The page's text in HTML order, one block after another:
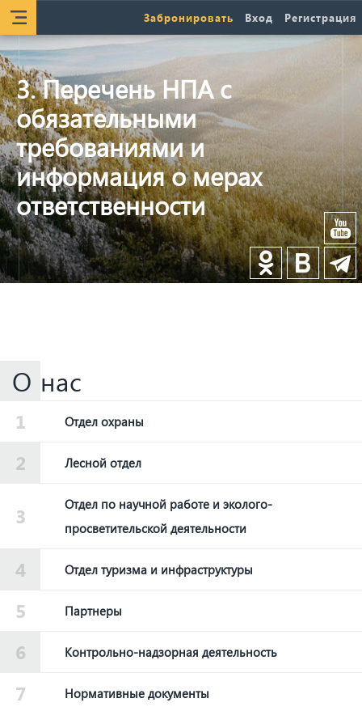
Забронировать Вход Регистрация
3. Перечень НПА с
обязательными
требованиями и
информация о мерах
ответственности
О нас
Отдел охраны
Лесной отдел
Отдел по научной работе и эколого-
просветительской деятельности
Отдел туризма и инфраструктуры
Партнеры
Контрольно-надзорная деятельность
Нормативные документы